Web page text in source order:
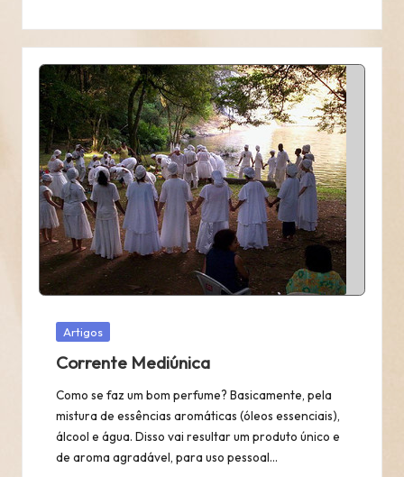
Posted
Artigos
Corrente Mediúnica
Como se faz um bom perfume? Basicamente, pela
mistura de essências aromáticas (óleos essenciais),
álcool e água. Disso vai resultar um produto único e
de aroma agradável, para uso pessoal…